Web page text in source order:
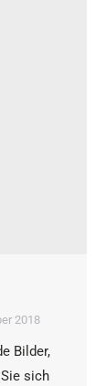
2018
Bilder,
sich